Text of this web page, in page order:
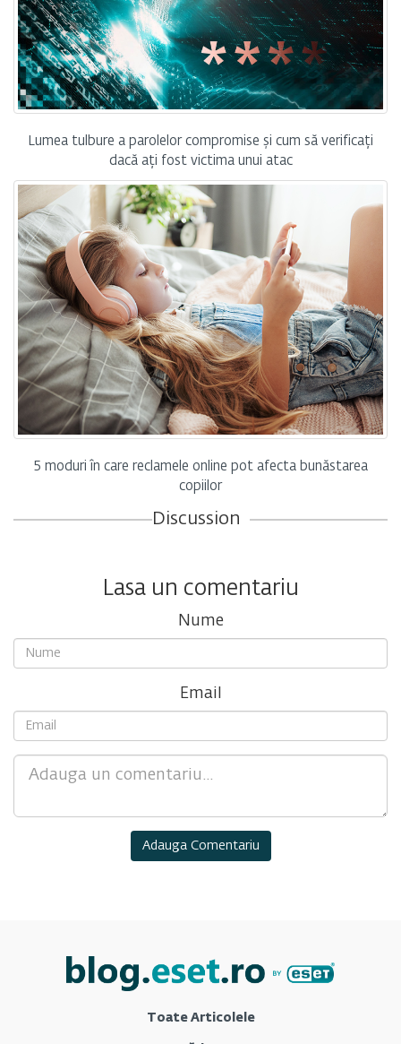
Lumea tulbure a parolelor compromise și cum să verificați
dacă ați fost victima unui atac
5 moduri în care reclamele online pot afecta bunăstarea
copiilor
Discussion
Lasa un comentariu
Nume
Email
Toate Articolele